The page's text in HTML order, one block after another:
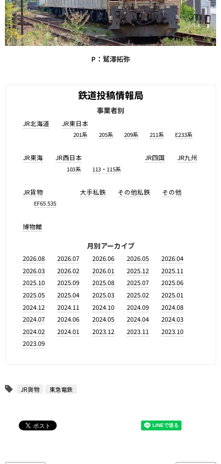
P：鷲澤拓弥
鉄道投稿情報局
事業者別
JR北海道 JR東日本
201系 205系 209系 211系 E233系
JR東海 JR西日本
103系 113・115系
JR四国 JR九州
JR貨物
EF65 535
大手私鉄 その他私鉄 その他
博物館
月別アーカイブ
2026.08 2026.07 2026.06 2026.05
2026.04
2026.03
2026.02 2026.01 2025.12
2025.11
2025.10
2025.09 2025.08 2025.07
2025.06
2025.05
2025.04 2025.03 2025.02
2025.01
2024.12
2024.11 2024.10 2024.09
2024.08
2024.07
2024.06 2024.05 2024.04
2024.03
2024.02
2024.01 2023.12 2023.11
2023.10
2023.09
JR貨物 東急電鉄